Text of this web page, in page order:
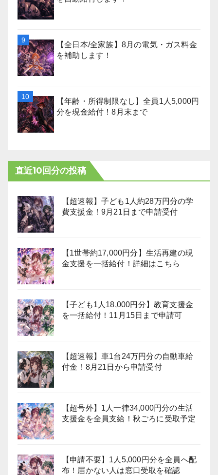
【全日本/全家族】8月の電気・ガス料金
を補助します！
【年齢・所得制限なし】全員1人5,000円
分を現金給付！8月末まで
直近10回分の投稿
【超速報】子ども1人約28万円分の学
費支援金！9月21日まで申請受付
【1世帯約17,000円分】生活再建の現
金支援を一括給付！詳細はこちら
【子ども1人18,000円分】教育支援金
を一括給付！11月15日まで申請可
【超速報】車1台24万円分の自動車給
付金！8月21日から申請受付
【超号外】1人一律34,000円分の生活
支援金を全員支給！秋ごろに受取予定
【申請不要】1人5,000円分を全員へ配
布！届かない人は窓口受取を確認